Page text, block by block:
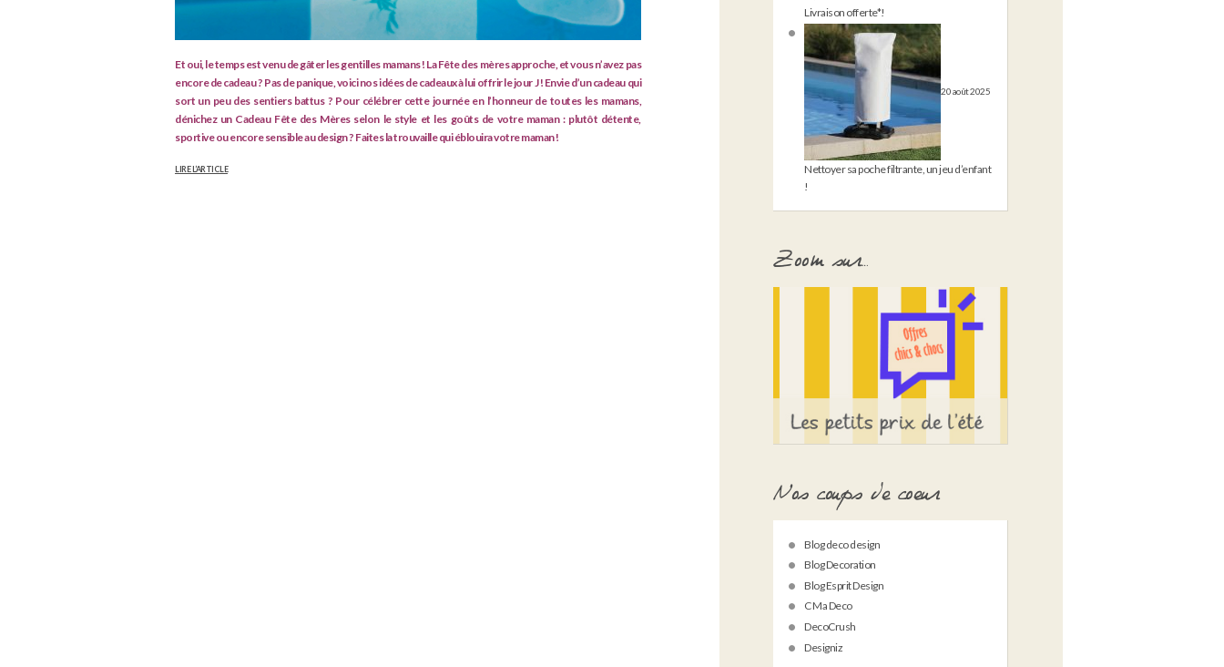
Et oui, le temps est venu de gâter les gentilles mamans ! La Fête des mères approche, et vous n’avez pas
encore de cadeau ? Pas de panique, voici nos idées de cadeaux à lui offrir le jour J ! Envie d’un cadeau qui
sort un peu des sentiers battus ? Pour célébrer cette journée en l’honneur de toutes les mamans,
dénichez un Cadeau Fête des Mères selon le style et les goûts de votre maman : plutôt détente,
sportive ou encore sensible au design ? Faites la trouvaille qui éblouira votre maman !
LIRE L’ARTICLE
Livraison offerte*!
20 août 2025
Nettoyer sa poche filtrante, un jeu d’enfant
!
Zoom sur…
Nos coups de coeur
Blog deco design
Blog Decoration
Blog Esprit Design
C Ma Deco
DecoCrush
Designiz